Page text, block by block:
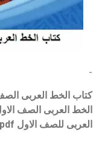
الخط العربى الصف الاول pdf الكويت ،
العربى للصف الاول pdf من موقع وزارة التربية الكويتية